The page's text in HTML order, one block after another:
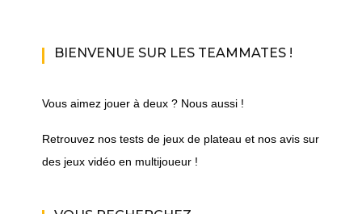
BIENVENUE SUR LES TEAMMATES !
Vous aimez jouer à deux ? Nous aussi !
Retrouvez nos tests de jeux de plateau et nos avis sur
des jeux vidéo en multijoueur !